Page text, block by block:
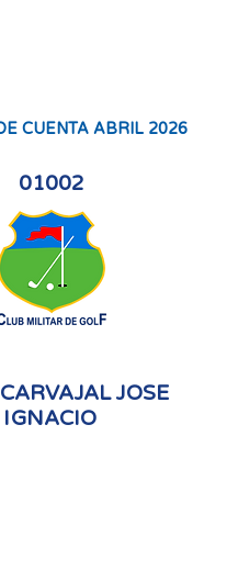
CUENTA ABRIL 2026
01002
JOSE
IGNACIO